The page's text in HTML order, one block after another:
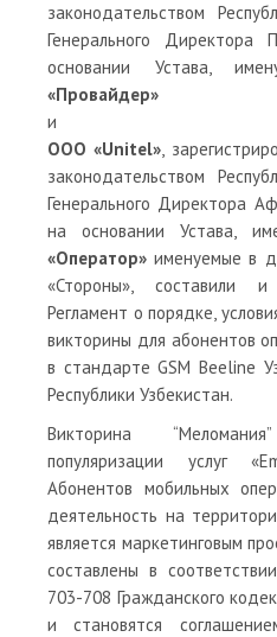
законодательством
Генерального
основании Устава,
«Провайдер»
и
ООО «Unitel»,
законодательством
Генерального Директора
на основании Устава,
«Оператор» именуемые в
«Стороны», составили
Регламент о порядке,
викторины для абонентов
в стандарте GSM Beeline
Республики Узбекистан.
Викторина
популяризации услуг
Абонентов мобильных
деятельность на
является маркетинговым
составлены в
703-708 Гражданского
и становятся